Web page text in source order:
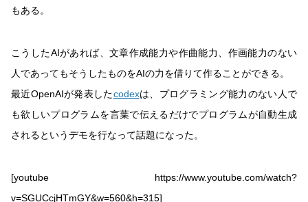
もある。
こうしたAIがあれば、文章作成能力や作曲能力、作画能力のない
人であってもそうしたものをAIの力を借りて作ることができる。
最近OpenAIが発表したcodexは、プログラミング能力のない人で
も欲しいプログラムを言葉で伝えるだけでプログラムが自動生成
されるというデモを行なって話題になった。
[youtube https://www.youtube.com/watch?
v=SGUCcjHTmGY&w=560&h=315]